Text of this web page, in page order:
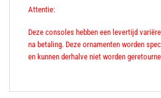
Attentie:
Deze consoles hebben een levertijd
na betaling. Deze ornamenten worden
en kunnen derhalve niet worden